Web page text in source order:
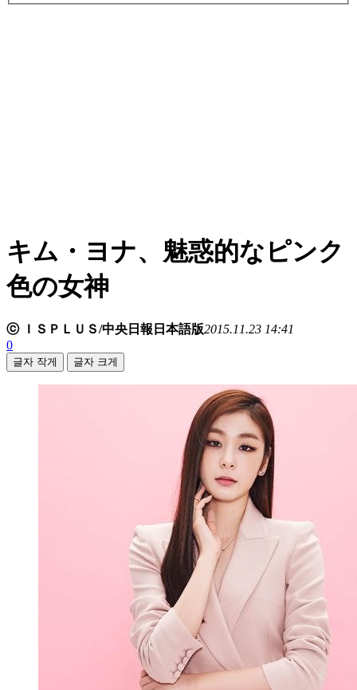
キム・ヨナ、魅惑的なピンク
色の女神
ⓒ ＩＳＰＬＵＳ/中央日報日本語版2015.11.23 14:41
0
글자 작게 글자 크게